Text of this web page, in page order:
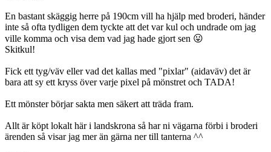
En bastant skäggig herre på 190cm vill ha hjälp med broderi, händer
inte så ofta tydligen dem tyckte att det var kul och undrade om jag
ville komma och visa dem vad jag hade gjort sen 😛
Skitkul!
Fick ett tyg/väv eller vad det kallas med "pixlar" (aidaväv) det är
bara att sy ett kryss över varje pixel på mönstret och TADA!
Ett mönster börjar sakta men säkert att träda fram.
Allt är köpt lokalt här i landskrona så har ni vägarna förbi i broderi
ärenden så visar jag mer än gärna ner till tanterna ^^